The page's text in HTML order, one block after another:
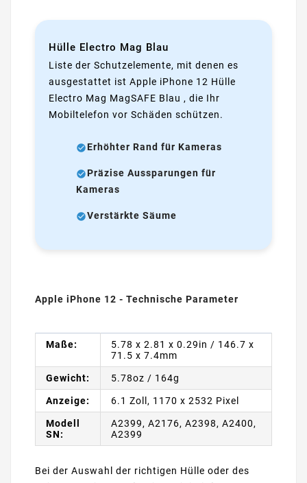
Hülle Electro Mag Blau
Liste der Schutzelemente, mit denen es
ausgestattet ist Apple iPhone 12 Hülle
Electro Mag MagSAFE Blau , die Ihr
Mobiltelefon vor Schäden schützen.
Erhöhter Rand für Kameras
Präzise Aussparungen für
Kameras
Verstärkte Säume
Apple iPhone 12 - Technische Parameter
Maße:
5.78 x 2.81 x 0.29in / 146.7 x
71.5 x 7.4mm
Gewicht: 5.78oz / 164g
Anzeige: 6.1 Zoll, 1170 x 2532 Pixel
Modell
SN:
A2399, A2176, A2398, A2400,
A2399
Bei der Auswahl der richtigen Hülle oder des